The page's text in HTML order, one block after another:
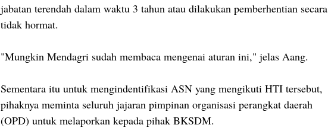
jabatan terendah dalam waktu 3 tahun atau dilakukan pemberhentian secara
tidak hormat.
"Mungkin Mendagri sudah membaca mengenai aturan ini," jelas Aang.
Sementara itu untuk mengindentifikasi ASN yang mengikuti HTI tersebut,
pihaknya meminta seluruh jajaran pimpinan organisasi perangkat daerah
(OPD) untuk melaporkan kepada pihak BKSDM.